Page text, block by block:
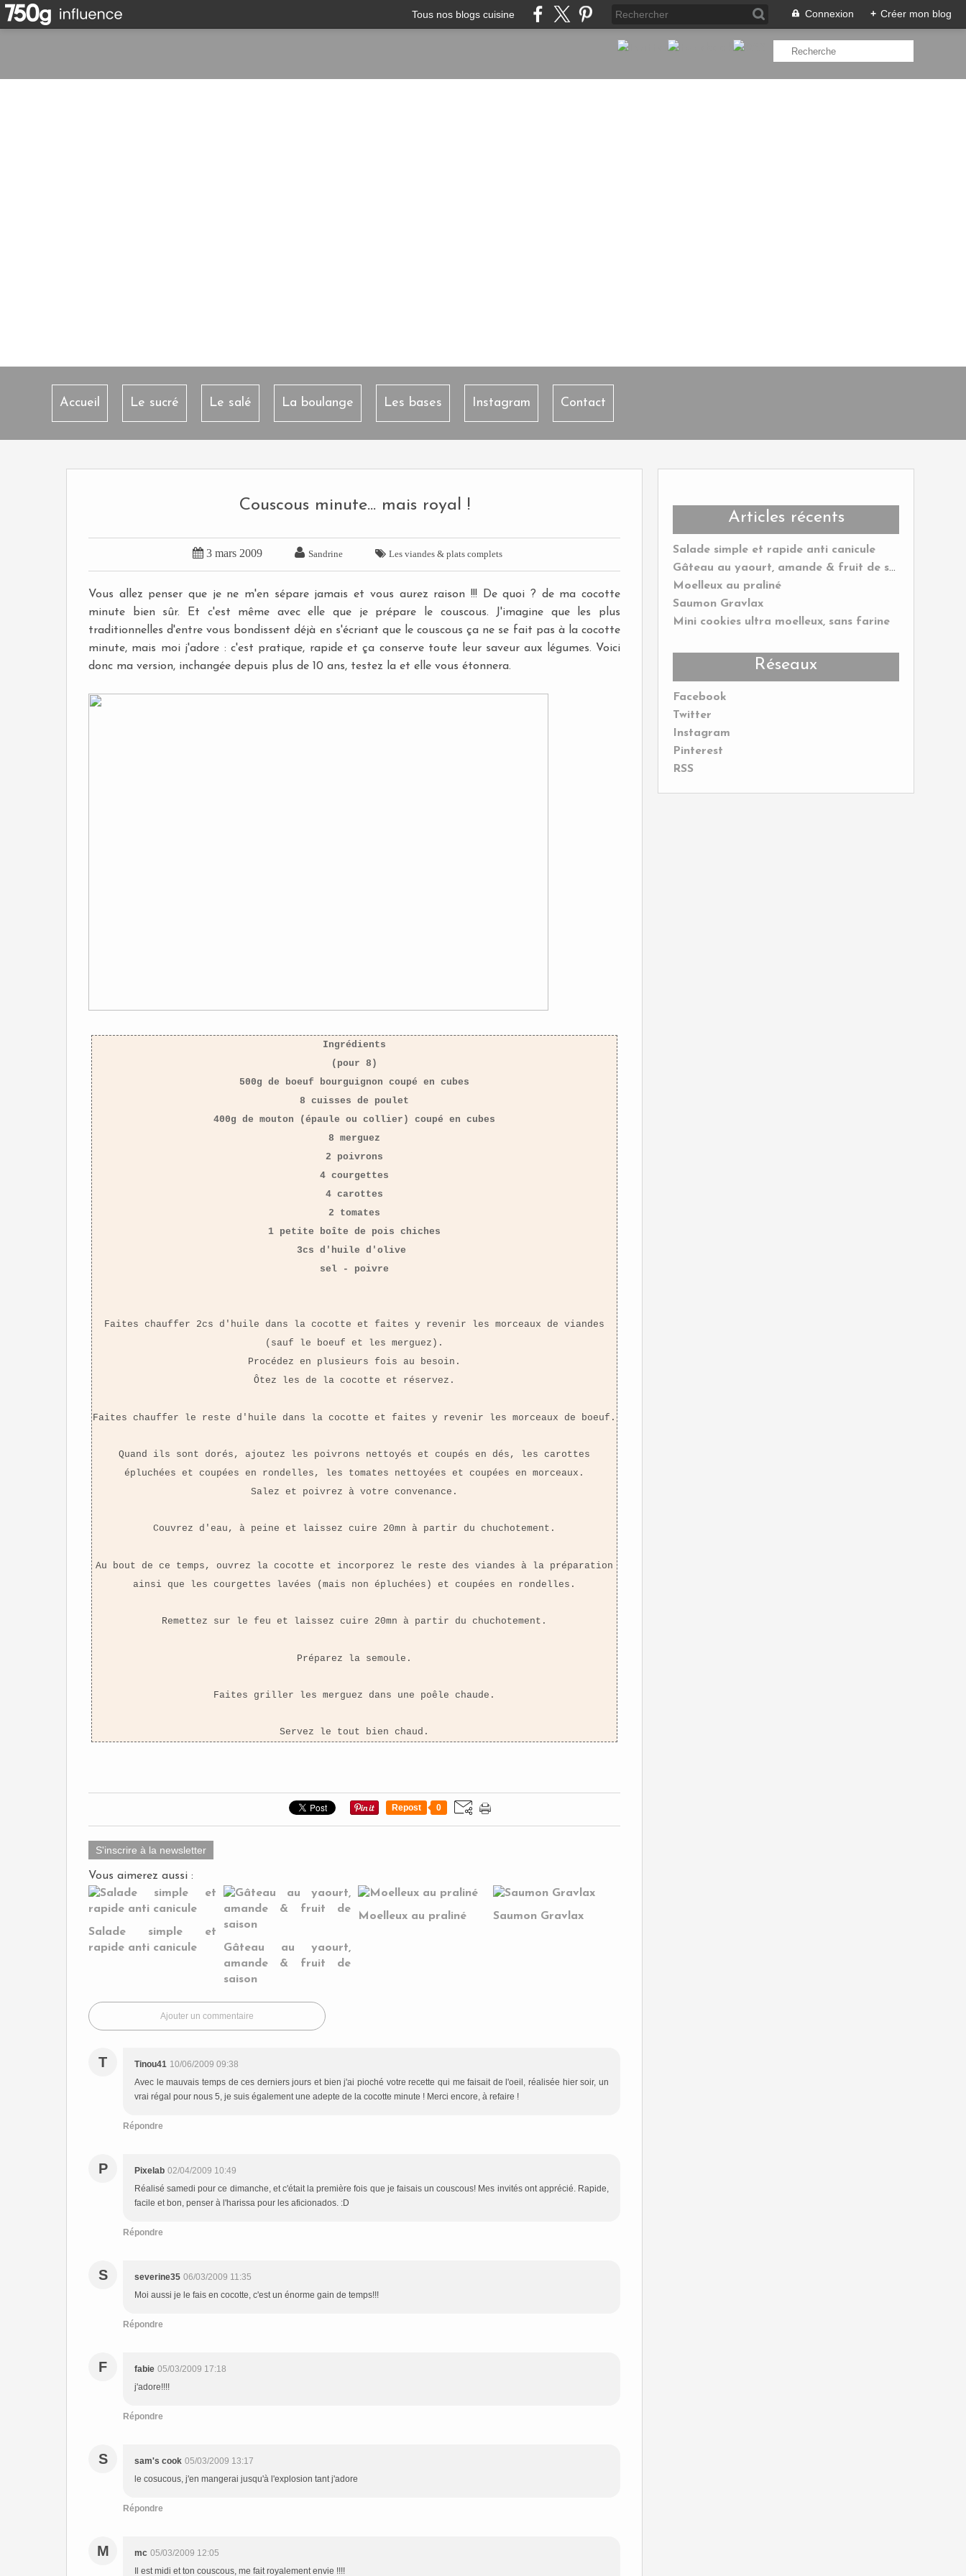
Tous nos blogs cuisine Connexion + Créer mon blog
Accueil Le sucré Le salé La boulange Les bases Instagram Contact
Articles récents
Salade simple et rapide anti canicule
Gâteau au yaourt, amande & fruit de saison
Moelleux au praliné
Saumon Gravlax
Mini cookies ultra moelleux, sans farine
Réseaux
Facebook
Twitter
Instagram
Pinterest
RSS
Couscous minute... mais royal !
 3 mars 2009  Sandrine  Les viandes & plats complets
Vous allez penser que je ne m'en sépare jamais et vous aurez raison !!! De quoi ? de ma cocotte
minute bien sûr. Et c'est même avec elle que je prépare le couscous. J'imagine que les plus
traditionnelles d'entre vous bondissent déjà en s'écriant que le couscous ça ne se fait pas à la cocotte
minute, mais moi j'adore : c'est pratique, rapide et ça conserve toute leur saveur aux légumes. Voici
donc ma version, inchangée depuis plus de 10 ans, testez la et elle vous étonnera.
Ingrédients
(pour 8)
500g de boeuf bourguignon coupé en cubes
8 cuisses de poulet
400g de mouton (épaule ou collier) coupé en cubes
8 merguez
2 poivrons
4 courgettes
4 carottes
2 tomates
1 petite boîte de pois chiches
3cs d'huile d'olive
sel - poivre
Faites chauffer 2cs d'huile dans la cocotte et faites y revenir les morceaux de viandes
(sauf le boeuf et les merguez).
Procédez en plusieurs fois au besoin.
Ôtez les de la cocotte et réservez.
Faites chauffer le reste d'huile dans la cocotte et faites y revenir les morceaux de boeuf.
Quand ils sont dorés, ajoutez les poivrons nettoyés et coupés en dés, les carottes
épluchées et coupées en rondelles, les tomates nettoyées et coupées en morceaux.
Salez et poivrez à votre convenance.
Couvrez d'eau, à peine et laissez cuire 20mn à partir du chuchotement.
Au bout de ce temps, ouvrez la cocotte et incorporez le reste des viandes à la préparation
ainsi que les courgettes lavées (mais non épluchées) et coupées en rondelles.
Remettez sur le feu et laissez cuire 20mn à partir du chuchotement.
Préparez la semoule.
Faites griller les merguez dans une poêle chaude.
Servez le tout bien chaud.
Repost 0
S'inscrire à la newsletter
Vous aimerez aussi :
Salade simple et
rapide anti canicule
Gâteau au yaourt,
amande & fruit de
saison
Moelleux au praliné Saumon Gravlax
Ajouter un commentaire
T Tinou41 10/06/2009 09:38
Avec le mauvais temps de ces derniers jours et bien j'ai pioché votre recette qui me faisait de l'oeil, réalisée hier soir, un
vrai régal pour nous 5, je suis également une adepte de la cocotte minute ! Merci encore, à refaire !
Répondre
P Pixelab 02/04/2009 10:49
Réalisé samedi pour ce dimanche, et c'était la première fois que je faisais un couscous! Mes invités ont apprécié. Rapide,
facile et bon, penser à l'harissa pour les aficionados. :D
Répondre
S severine35 06/03/2009 11:35
Moi aussi je le fais en cocotte, c'est un énorme gain de temps!!!
Répondre
F fabie 05/03/2009 17:18
j'adore!!!!
Répondre
S sam's cook 05/03/2009 13:17
le cosucous, j'en mangerai jusqu'à l'explosion tant j'adore
Répondre
M mc 05/03/2009 12:05
Il est midi et ton couscous, me fait royalement envie !!!!